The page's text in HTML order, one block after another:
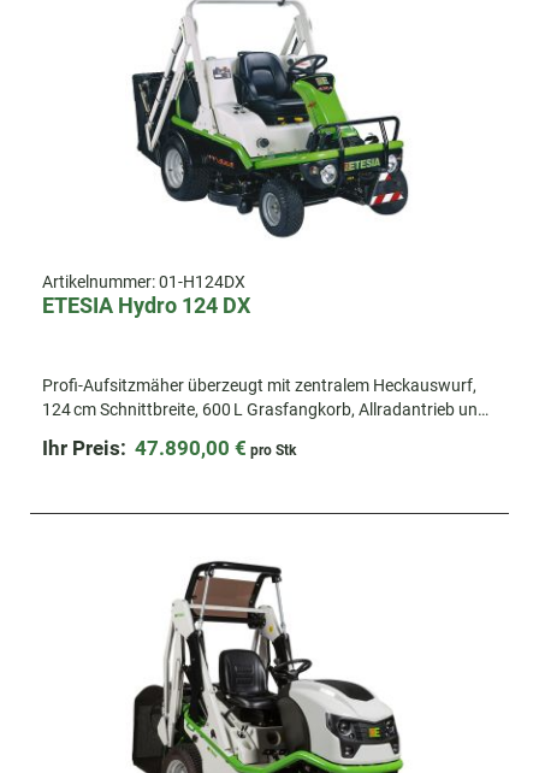
Artikelnummer:01-H124DX
ETESIA Hydro 124 DX
Profi-Aufsitzmäher überzeugt mit zentralem Heckauswurf,
124 cm Schnittbreite, 600 L Grasfangkorb, Allradantrieb und
Flächen.
Ihr Preis: 47.890,00 € pro Stk